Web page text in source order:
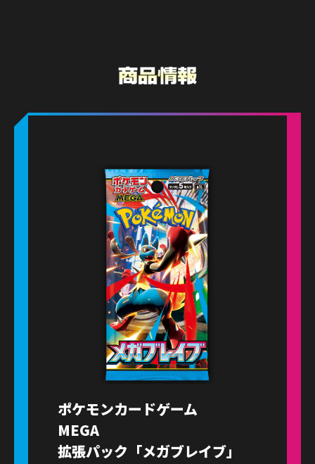
ポケモンカードゲーム
MEGA
拡張パック「メガブレイブ」